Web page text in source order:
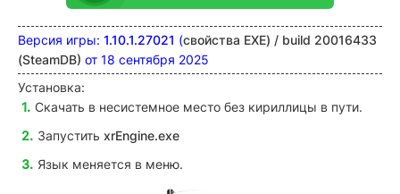
Версия игры: 1.10.1.27021 (свойства EXE) / build 20016433
(SteamDB) от 18 сентября 2025
Установка:
Скачать в несистемное место без кириллицы в пути.
Запустить xrEngine.exe
Язык меняется в меню.